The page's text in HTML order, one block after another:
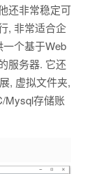
还非常稳定可
, 非常适合企
个基于Web
服务器. 它还
, 虚拟文件夹,
Mysql存储账